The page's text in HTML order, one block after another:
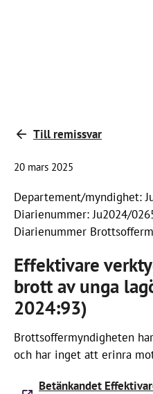
Till remissvar
20 mars 2025
Departement/myndighet:
Diarienummer: Ju2024/
Diarienummer
Effektivare
brott av unga
2024:93)
Brottsoffermyndigheten
och har inget att erinra
Betänkandet